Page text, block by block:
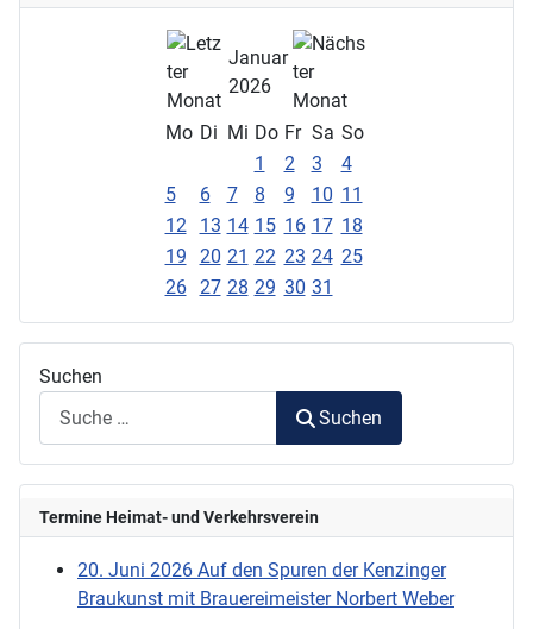
Januar
2026
Mo Di Mi Do Fr Sa So
1
2 3
4
5
6 7 8 9 10 11
12
13 14 15 16 17 18
19
20 21 22 23 24 25
26
27 28 29 30 31
Suchen
Suchen
Termine Heimat- und Verkehrsverein
20. Juni 2026 Auf den Spuren der Kenzinger
Braukunst mit Brauereimeister Norbert Weber